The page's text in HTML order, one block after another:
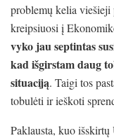
problemų kelia
kreipsiuosi į
vyko jau septintas
kad išgirstam daug
situaciją. Taigi tos
tobulėti ir ieškoti
Paklausta, kuo